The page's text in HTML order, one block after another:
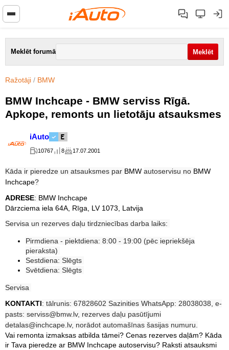
Meklēt forumā
Ražotāji / BMW
BMW Inchcape - BMW serviss Rīgā.
Apkope, remonts un lietotāju atsauksmes
iAuto
10767 8 17.07.2001
Kāda ir pieredze un atsauksmes par BMW autoservisu no BMW
Inchcape?
ADRESE: BMW Inchcape
Dārzciema iela 64A, Rīga, LV 1073, Latvija
Servisa un rezerves daļu tirdzniecības darba laiks:
Pirmdiena - piektdiena: 8:00 - 19:00 (pēc iepriekšēja
pieraksta)
Sestdiena: Slēgts
Svētdiena: Slēgts
Servisa
KONTAKTI: tālrunis: 67828602 Sazinities WhatsApp: 28038038, e-
pasts: serviss@bmw.lv, rezerves daļu pasūtījumi
detalas@inchcape.lv, norādot automašīnas šasijas numuru.
Vai remonta izmaksas atbilda tāmei? Cenas rezerves daļām? Kāda
ir Tava pieredze ar BMW Inchcape autoservisu? Raksti atsauksmi